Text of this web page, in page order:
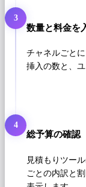
3
数量と料金を
チャネルごと
挿入の数と、
4
総予算の確認
見積もりツー
ごとの内訳と